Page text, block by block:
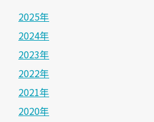
2025年
2024年
2023年
2022年
2021年
2020年